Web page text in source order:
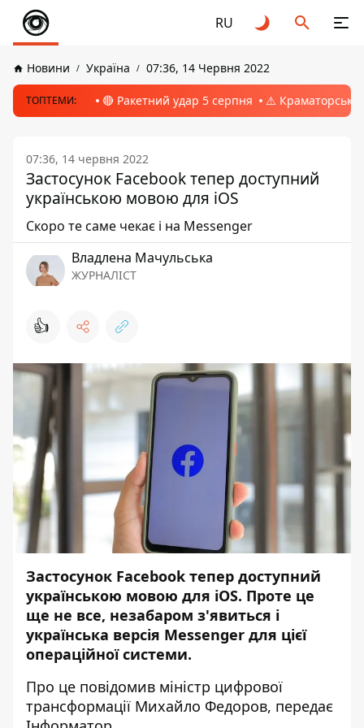
RU
Новини Україна 07:36, 14 Червня 2022
ТОПТЕМИ: 🔴 Ракетний удар 5 серпня ⚠️ Краматорськ,
07:36, 14 червня 2022
Застосунок Facebook тепер доступний
українською мовою для iOS
Скоро те саме чекає і на Messenger
Владлена Мачульська
ЖУРНАЛІСТ
👍
Застосунок Facebook тепер доступний
українською мовою для iOS. Проте це
ще не все, незабаром з'явиться і
українська версія Messenger для цієї
операційної системи.
Про це повідомив міністр цифрової
трансформації Михайло Федоров, передає